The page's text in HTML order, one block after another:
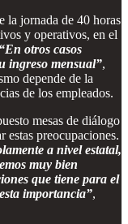
la jornada de 40 horas
y operativos, en el
“En otros casos
ingreso mensual”,
depende de la
de los empleados.
mesas de diálogo
estas preocupaciones.
a nivel estatal,
muy bien
que tiene para el
importancia”,